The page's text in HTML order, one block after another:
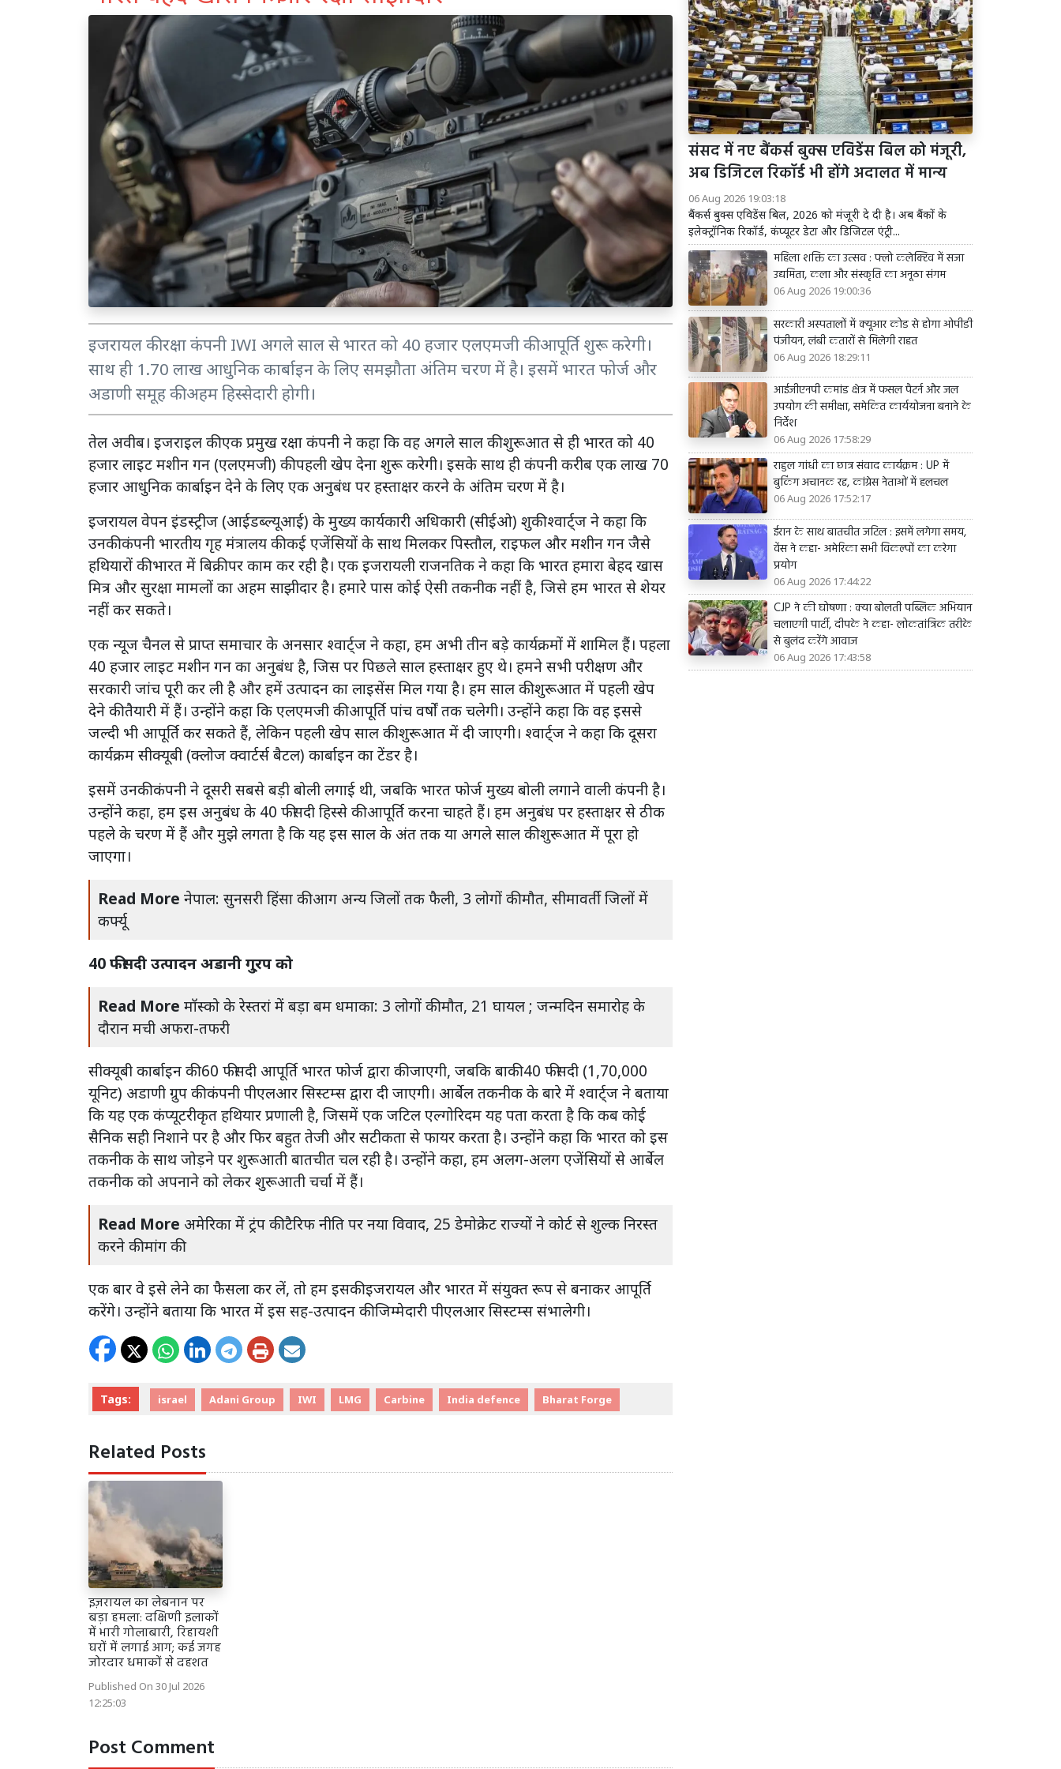
इजरायल की रक्षा कंपनी IWI अगले साल से भारत को 40 हजार एलएमजी की आपूर्ति शुरू करेगी।
साथ ही 1.70 लाख आधुनिक कार्बाइन के लिए समझौता अंतिम चरण में है। इसमें भारत फोर्ज और
अडाणी समूह की अहम हिस्सेदारी होगी।
तेल अवीब। इजराइल की एक प्रमुख रक्षा कंपनी ने कहा कि वह अगले साल की शुरूआत से ही भारत को 40
हजार लाइट मशीन गन (एलएमजी) की पहली खेप देना शुरू करेगी। इसके साथ ही कंपनी करीब एक लाख 70
हजार आधुनिक कार्बाइन देने के लिए एक अनुबंध पर हस्ताक्षर करने के अंतिम चरण में है।
इजरायल वेपन इंडस्ट्रीज (आईडब्ल्यूआई) के मुख्य कार्यकारी अधिकारी (सीईओ) शुकी श्वार्ट्ज ने कहा कि
उनकी कंपनी भारतीय गृह मंत्रालय की कई एजेंसियों के साथ मिलकर पिस्तौल, राइफल और मशीन गन जैसे
हथियारों की भारत में बिक्री पर काम कर रही है। एक इजरायली राजनतिक ने कहा कि भारत हमारा बेहद खास
मित्र और सुरक्षा मामलों का अहम साझीदार है। हमारे पास कोई ऐसी तकनीक नहीं है, जिसे हम भारत से शेयर
नहीं कर सकते।
एक न्यूज चैनल से प्राप्त समाचार के अनसार श्वार्ट्ज ने कहा, हम अभी तीन बड़े कार्यक्रमों में शामिल हैं। पहला
40 हजार लाइट मशीन गन का अनुबंध है, जिस पर पिछले साल हस्ताक्षर हुए थे। हमने सभी परीक्षण और
सरकारी जांच पूरी कर ली है और हमें उत्पादन का लाइसेंस मिल गया है। हम साल की शुरूआत में पहली खेप
देने की तैयारी में हैं। उन्होंने कहा कि एलएमजी की आपूर्ति पांच वर्षों तक चलेगी। उन्होंने कहा कि वह इससे
जल्दी भी आपूर्ति कर सकते हैं, लेकिन पहली खेप साल की शुरूआत में दी जाएगी। श्वार्ट्ज ने कहा कि दूसरा
कार्यक्रम सीक्यूबी (क्लोज क्वार्टर्स बैटल) कार्बाइन का टेंडर है।
इसमें उनकी कंपनी ने दूसरी सबसे बड़ी बोली लगाई थी, जबकि भारत फोर्ज मुख्य बोली लगाने वाली कंपनी है।
उन्होंने कहा, हम इस अनुबंध के 40 फीसदी हिस्से की आपूर्ति करना चाहते हैं। हम अनुबंध पर हस्ताक्षर से ठीक
पहले के चरण में हैं और मुझे लगता है कि यह इस साल के अंत तक या अगले साल की शुरूआत में पूरा हो
जाएगा।
Read More नेपाल: सुनसरी हिंसा की आग अन्य जिलों तक फैली, 3 लोगों की मौत, सीमावर्ती जिलों में
कर्फ्यू
40 फीसदी उत्पादन अडानी गु्रप को
Read More मॉस्को के रेस्तरां में बड़ा बम धमाका: 3 लोगों की मौत, 21 घायल ; जन्मदिन समारोह के
दौरान मची अफरा-तफरी
सीक्यूबी कार्बाइन की 60 फीसदी आपूर्ति भारत फोर्ज द्वारा की जाएगी, जबकि बाकी 40 फीसदी (1,70,000
यूनिट) अडाणी ग्रुप की कंपनी पीएलआर सिस्टम्स द्वारा दी जाएगी। आर्बेल तकनीक के बारे में श्वार्ट्ज ने बताया
कि यह एक कंप्यूटरीकृत हथियार प्रणाली है, जिसमें एक जटिल एल्गोरिदम यह पता करता है कि कब कोई
सैनिक सही निशाने पर है और फिर बहुत तेजी और सटीकता से फायर करता है। उन्होंने कहा कि भारत को इस
तकनीक के साथ जोड़ने पर शुरूआती बातचीत चल रही है। उन्होंने कहा, हम अलग-अलग एजेंसियों से आर्बेल
तकनीक को अपनाने को लेकर शुरूआती चर्चा में हैं।
Read More अमेरिका में ट्रंप की टैरिफ नीति पर नया विवाद, 25 डेमोक्रेट राज्यों ने कोर्ट से शुल्क निरस्त
करने की मांग की
एक बार वे इसे लेने का फैसला कर लें, तो हम इसकी इजरायल और भारत में संयुक्त रूप से बनाकर आपूर्ति
करेंगे। उन्होंने बताया कि भारत में इस सह-उत्पादन की जिम्मेदारी पीएलआर सिस्टम्स संभालेगी।
Tags: israel Adani Group IWI LMG Carbine India defence Bharat Forge
Related Posts
इज़रायल का लेबनान पर
बड़ा हमला: दक्षिणी इलाकों
में भारी गोलाबारी, रिहायशी
घरों में लगाई आग; कई जगह
जोरदार धमाकों से दहशत
Published On 30 Jul 2026
12:25:03
Post Comment
संसद में नए बैंकर्स बुक्स एविडेंस बिल को मंजूरी,
अब डिजिटल रिकॉर्ड भी होंगे अदालत में मान्य
06 Aug 2026 19:03:18
बैंकर्स बुक्स एविडेंस बिल, 2026 को मंजूरी दे दी है। अब बैंकों के
इलेक्ट्रॉनिक रिकॉर्ड, कंप्यूटर डेटा और डिजिटल एंट्री...
महिला शक्ति का उत्सव : फ्लो कलेक्टिव में सजा
उद्यमिता, कला और संस्कृति का अनूठा संगम
06 Aug 2026 19:00:36
सरकारी अस्पतालों में क्यूआर कोड से होगा ओपीडी
पंजीयन, लंबी कतारों से मिलेगी राहत
06 Aug 2026 18:29:11
आईजीएनपी कमांड क्षेत्र में फसल पैटर्न और जल
उपयोग की समीक्षा, समेकित कार्ययोजना बनाने के
निर्देश
06 Aug 2026 17:58:29
राहुल गांधी का छात्र संवाद कार्यक्रम : UP में
बुकिंग अचानक रद्द, कांग्रेस नेताओं में हलचल
06 Aug 2026 17:52:17
ईरान के साथ बातचीत जटिल : इसमें लगेगा समय,
वेंस ने कहा- अमेरिका सभी विकल्पों का करेगा
प्रयोग
06 Aug 2026 17:44:22
CJP ने की घोषणा : क्या बोलती पब्लिक अभियान
चलाएगी पार्टी, दीपके ने कहा- लोकतांत्रिक तरीके
से बुलंद करेंगे आवाज
06 Aug 2026 17:43:58